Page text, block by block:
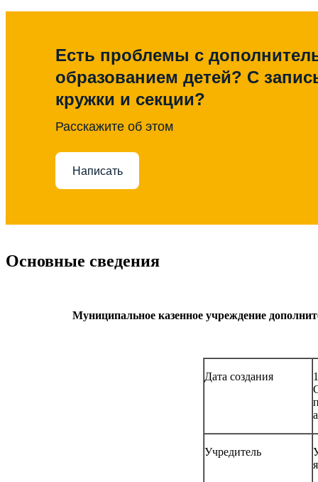
Есть проблемы с
образованием детей? С
кружки и секции?
Расскажите об этом
Написать
Основные сведения
Муниципальное казенное учреждение
Дата создания
Учредитель